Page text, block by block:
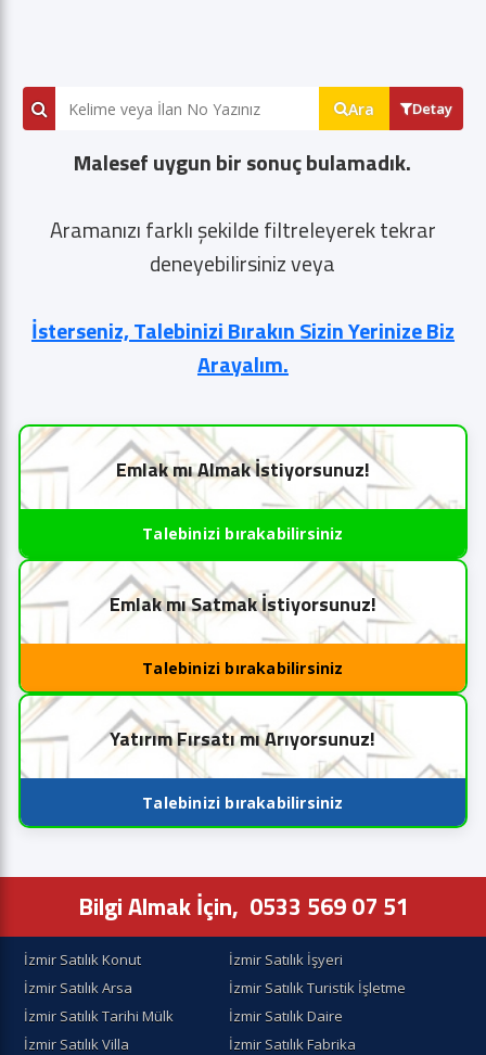
Ara Detay
Malesef uygun bir sonuç bulamadık.
Aramanızı farklı şekilde filtreleyerek tekrar
deneyebilirsiniz veya
İsterseniz, Talebinizi Bırakın Sizin Yerinize Biz
Arayalım.
Emlak mı Almak İstiyorsunuz!
Talebinizi bırakabilirsiniz
Emlak mı Satmak İstiyorsunuz!
Talebinizi bırakabilirsiniz
Yatırım Fırsatı mı Arıyorsunuz!
Talebinizi bırakabilirsiniz
Bilgi Almak İçin, 0533 569 07 51
İzmir Satılık Konut
İzmir Satılık İşyeri
İzmir Satılık Arsa
İzmir Satılık Turistik İşletme
İzmir Satılık Tarihi Mülk
İzmir Satılık Daire
İzmir Satılık Villa
İzmir Satılık Fabrika